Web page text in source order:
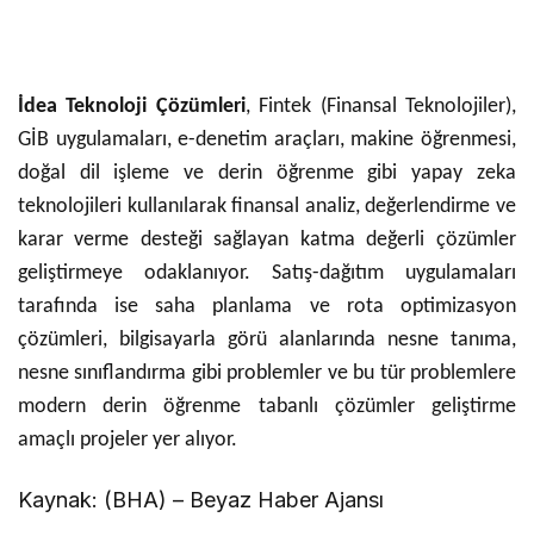
İdea Teknoloji Çözümleri, Fintek (Finansal Teknolojiler),
GİB uygulamaları, e-denetim araçları, makine öğrenmesi,
doğal dil işleme ve derin öğrenme gibi yapay zeka
teknolojileri kullanılarak finansal analiz, değerlendirme ve
karar verme desteği sağlayan katma değerli çözümler
geliştirmeye odaklanıyor. Satış-dağıtım uygulamaları
tarafında ise saha planlama ve rota optimizasyon
çözümleri, bilgisayarla görü alanlarında nesne tanıma,
nesne sınıflandırma gibi problemler ve bu tür problemlere
modern derin öğrenme tabanlı çözümler geliştirme
amaçlı projeler yer alıyor.
Kaynak: (BHA) – Beyaz Haber Ajansı